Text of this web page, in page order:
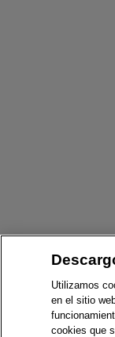
Utilizamos
en el sitio
cookies que